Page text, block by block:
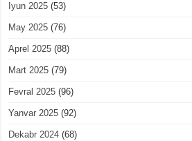
Iyun 2025 (53)
May 2025 (76)
Aprel 2025 (88)
Mart 2025 (79)
Fevral 2025 (96)
Yanvar 2025 (92)
Dekabr 2024 (68)